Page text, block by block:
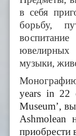
в себя
борьбу,
ювелирных
музыки,
years in 22
Museum’,
Ashmolean
приобрести